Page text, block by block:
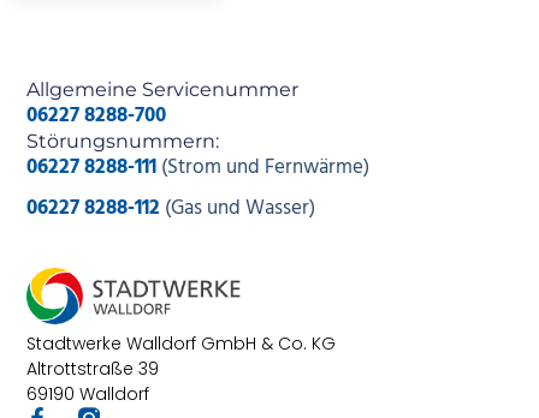
Stadtwerke Walldorf GmbH & Co. KG
Altrottstraße 39
69190 Walldorf
Allgemeine Servicenummer
06227 8288-700
Störungsnummern:
06227 8288-111(Strom und Fernwärme)
06227 8288-112 (Gas und Wasser)